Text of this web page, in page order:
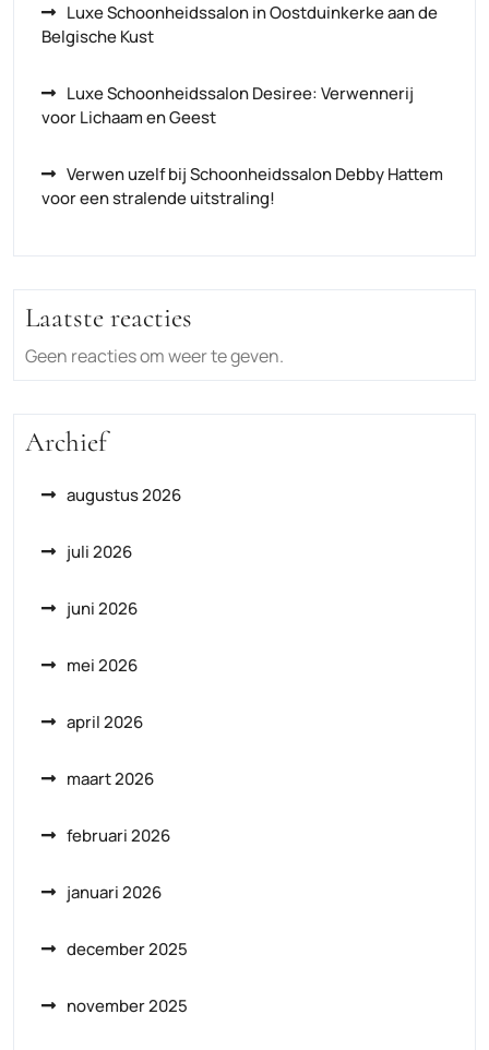
Luxe Schoonheidssalon in Oostduinkerke aan de
Belgische Kust
Luxe Schoonheidssalon Desiree: Verwennerij
voor Lichaam en Geest
Verwen uzelf bij Schoonheidssalon Debby Hattem
voor een stralende uitstraling!
Laatste reacties
Geen reacties om weer te geven.
Archief
augustus 2026
juli 2026
juni 2026
mei 2026
april 2026
maart 2026
februari 2026
januari 2026
december 2025
november 2025